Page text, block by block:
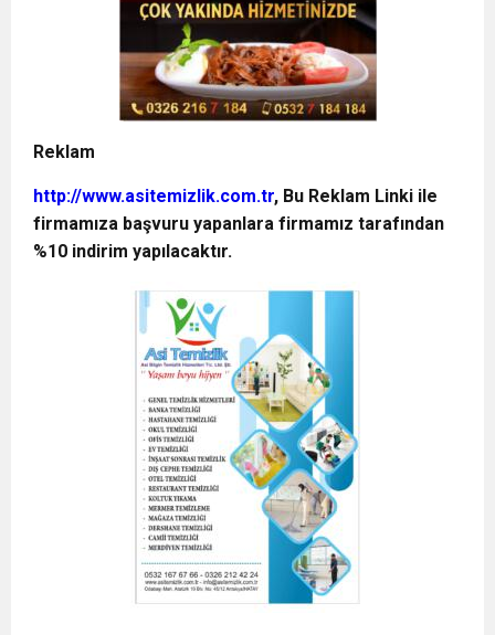
Reklam
http://www.asitemizlik.com.tr, Bu Reklam Linki ile
firmamıza başvuru yapanlara firmamız tarafından
%10 indirim yapılacaktır.